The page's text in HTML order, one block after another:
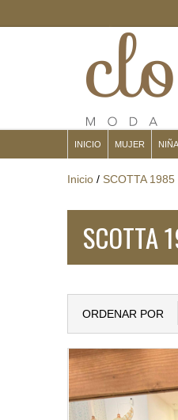
INICIO MUJER
Inicio / SCOTTA 1985
SCOTTA
ORDENAR POR